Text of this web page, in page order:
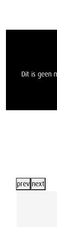
Dit is geen
prev next